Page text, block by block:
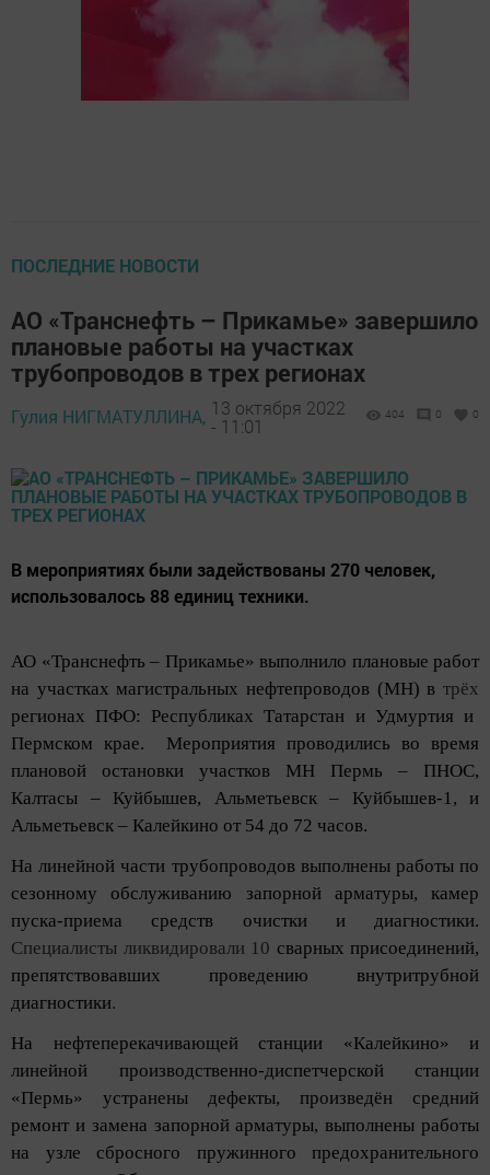
ПОСЛЕДНИЕ НОВОСТИ
АО «Транснефть – Прикамье» завершило
плановые работы на участках
трубопроводов в трех регионах
Гулия НИГМАТУЛЛИНА, 13 октября 2022
- 11:01
404 0 0
В мероприятиях были задействованы 270 человек,
использовалось 88 единиц техники.
АО «Транснефть – Прикамье» выполнило плановые работ
на участках магистральных нефтепроводов (МН) в трёх
регионах ПФО: Республиках Татарстан и Удмуртия и
Пермском крае. Мероприятия проводились во время
плановой остановки участков МН Пермь – ПНОС,
Калтасы – Куйбышев, Альметьевск – Куйбышев-1, и
Альметьевск – Калейкино от 54 до 72 часов.
На линейной части трубопроводов выполнены работы по
сезонному обслуживанию запорной арматуры, камер
пуска-приема средств очистки и диагностики.
Специалисты ликвидировали 10 сварных присоединений,
препятствовавших проведению внутритрубной
диагностики.
На нефтеперекачивающей станции «Калейкино» и
линейной производственно-диспетчерской станции
«Пермь» устранены дефекты, произведён средний
ремонт и замена запорной арматуры, выполнены работы
на узле сбросного пружинного предохранительного